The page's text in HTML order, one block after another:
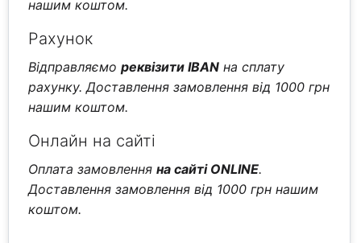
нашим коштом.
Рахунок
Відправляємореквізити IBAN на сплату
рахунку. Доставлення замовлення від 1000 грн
нашим коштом.
Онлайн на сайті
Оплата замовленняна сайті ONLINE.
Доставлення замовлення від 1000 грн нашим
коштом.